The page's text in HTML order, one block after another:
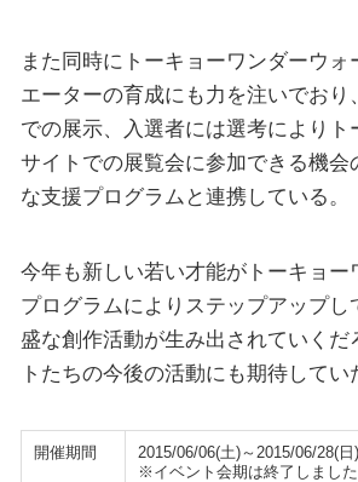
また同時にトーキョーワンダーウォ
エーターの育成にも力を注いでおり
での展示、入選者には選考によりト
サイトでの展覧会に参加できる機会
な支援プログラムと連携している。
今年も新しい若い才能がトーキョー
プログラムによりステップアップし
盛な創作活動が生み出されていくだ
トたちの今後の活動にも期待してい
開催期間
2015/06/06(土)～2015/06/28(日)
※イベント会期は終了しました